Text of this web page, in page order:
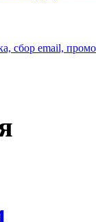
сбор email,